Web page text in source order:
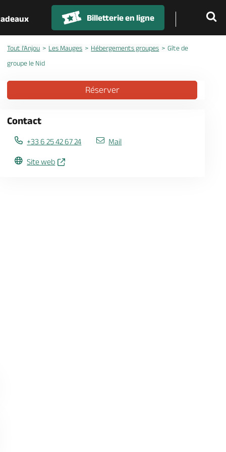
Billetterie en ligne
Tout l'Anjou Les Mauges Hébergements groupes
Gîte de
groupe le Nid
Réserver
Contact
+33 6 25 42 67 24 Mail
Site web